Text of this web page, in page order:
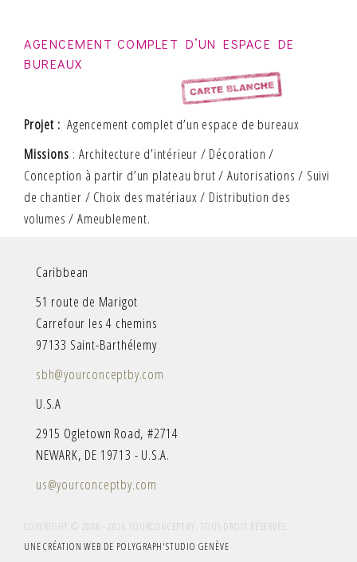
AGENCEMENT COMPLET D’UN ESPACE DE
BUREAUX
Projet:Agencement complet d’un espace de bureaux
Missions : Architecture d’intérieur / Décoration /
Conception à partir d’un plateau brut / Autorisations / Suivi
de chantier / Choix des matériaux / Distribution des
volumes / Ameublement.
Caribbean
51 route de Marigot
Carrefour les 4 chemins
97133 Saint-Barthélemy
sbh@yourconceptby.com
U.S.A
2915 Ogletown Road, #2714
NEWARK, DE 19713 - U.S.A.
us@yourconceptby.com
COPYRIGHT © 2008 - 2026 YOURCONCEPTBY. TOUS DROIT RÉSERVÉS.
UNE CRÉATION WEB DE POLYGRAPH'STUDIO GENÈVE